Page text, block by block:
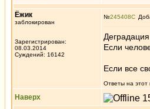
Ёжик
заблокирован
Зарегистрирован:
08.03.2014
Суждений: 16142
№245408
Если
Если все
Ответы на этот
Наверх